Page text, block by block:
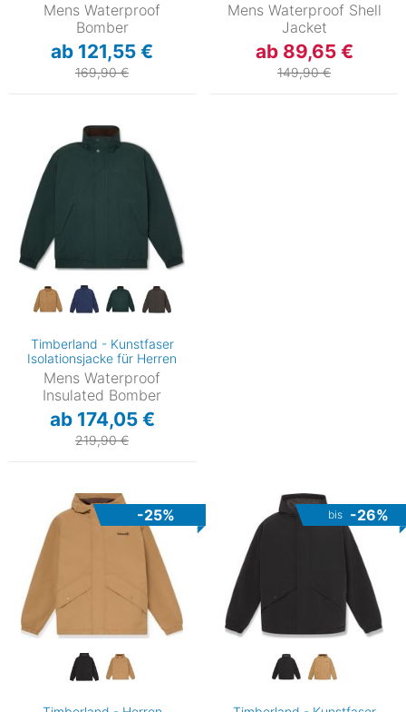
Mens Waterproof
Bomber
ab 121,55 €
169,90 €
Mens Waterproof Shell
Jacket
ab 89,65 €
149,90 €
Timberland - Kunstfaser
Isolationsjacke für Herren
Mens Waterproof
Insulated Bomber
ab 174,05 €
219,90 €
-25% bis -26%